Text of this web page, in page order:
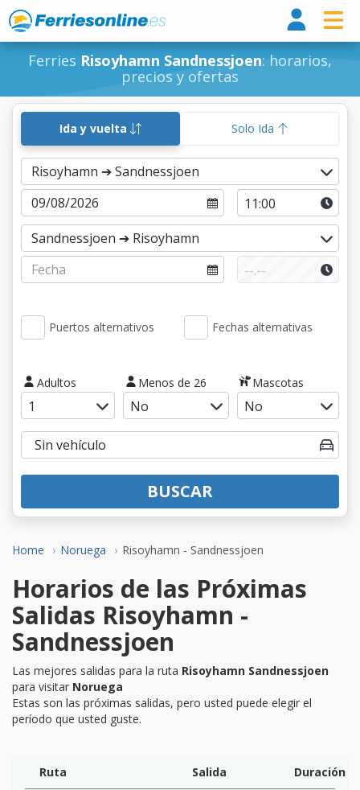
Ferries Risoyhamn Sandnessjoen: horarios,
precios y ofertas
Home Noruega Risoyhamn - Sandnessjoen
Ida y vuelta Solo Ida
Puertos alternativos Fechas alternativas
Adultos Menos de 26 Mascotas
BUSCAR
Horarios de las Próximas
Salidas Risoyhamn -
Sandnessjoen
Las mejores salidas para la ruta Risoyhamn Sandnessjoen
para visitar Noruega
Estas son las próximas salidas, pero usted puede elegir el
período que usted guste.
Ruta Salida
Duración